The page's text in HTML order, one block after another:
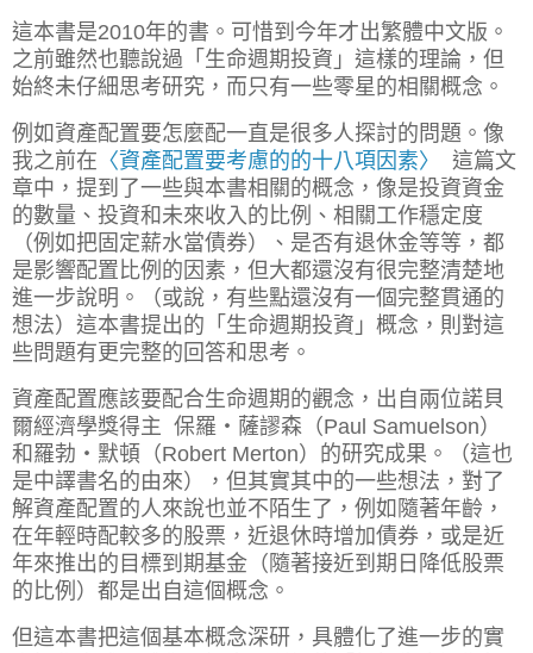
這本書是2010年的書。可惜到今年才出繁體中文版。
之前雖然也聽說過「生命週期投資」這樣的理論，但
始終未仔細思考研究，而只有一些零星的相關概念。
例如 資產配置要怎麼配一直是很多人探討的問題。像
我之前在 〈資產配置要考慮的的十八項因素〉
這篇文
章中，提到了一些與本書相關的概念， 像是投資資金
的數量、投資和未來收入的比例、相關工作穩定度
（例如把固定薪水當債券）、是否有退休金等等，都
是影響配置比例的因素， 但大都還沒有很完整清楚地
進一步說明。（或說，有些點還沒有一個完整貫通的
想法）這本書提出的「生命週期投資」概念，則對這
些問題有更完整的回答和思考。
資產配置應該要配合生命週期的觀念，出自兩位諾貝
爾經濟學獎得主 保羅‧薩謬森（Paul Samuelson）
和羅勃‧默頓（Robert Merton）的研究成果。（這也
是中譯書名的由來），但其實其中的一些想法， 對了
解資產配置的人來說也並不陌生了，例如隨著年齡，
在年輕時配較多的股票，近退休時增加債券，或是近
年來推出的目標到期基金（隨著接近到期日降低股票
的比例）都是出自這個概念。
但這本書把這個基本概念深研，具體化了進一步的實